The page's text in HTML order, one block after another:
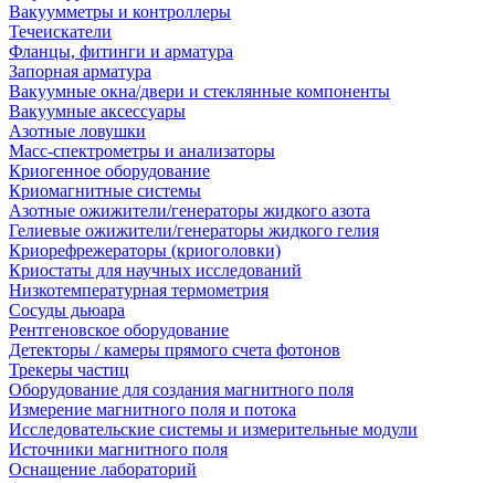
Вакуумметры и контроллеры
Течеискатели
Фланцы, фитинги и арматура
Запорная арматура
Вакуумные окна/двери и стеклянные компоненты
Вакуумные аксессуары
Азотные ловушки
Масс-спектрометры и анализаторы
Криогенное оборудование
Криомагнитные системы
Азотные ожижители/генераторы жидкого азота
Гелиевые ожижители/генераторы жидкого гелия
Криорефрежераторы (криоголовки)
Криостаты для научных исследований
Низкотемпературная термометрия
Сосуды дьюара
Рентгеновское оборудование
Детекторы / камеры прямого счета фотонов
Трекеры частиц
Оборудование для создания магнитного поля
Измерение магнитного поля и потока
Исследовательские системы и измерительные модули
Источники магнитного поля
Оснащение лабораторий